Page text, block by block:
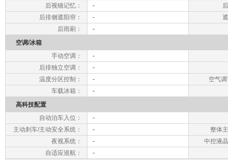
后视镜记忆：
-
后排侧遮阳帘：
-
后雨刷：
-
空调/冰箱
手动空调：
-
后排独立空调：
-
温度分区控制：
-
空气
车载冰箱：
-
高科技配置
自动泊车入位：
-
主动刹车/主动安全系统：
-
整体
夜视系统：
-
中控液
自适应巡航：
-